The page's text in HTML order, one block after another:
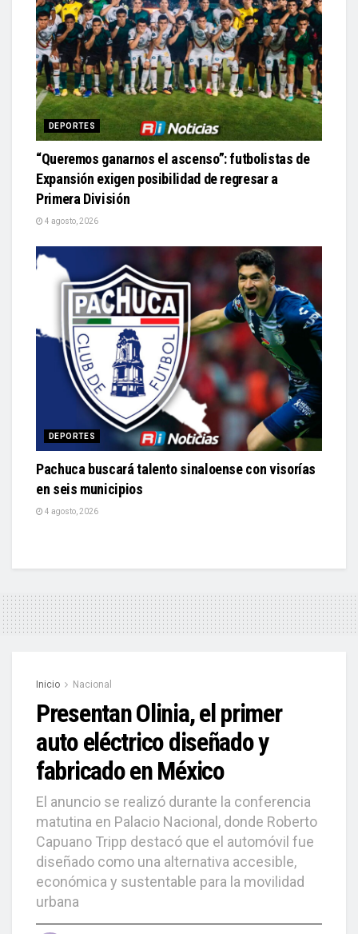
DEPORTES
“Queremos ganarnos el ascenso”: futbolistas de
Expansión exigen posibilidad de regresar a
Primera División
4 agosto, 2026
DEPORTES
Pachuca buscará talento sinaloense con visorías
en seis municipios
4 agosto, 2026
Inicio Nacional
Presentan Olinia, el primer
auto eléctrico diseñado y
fabricado en México
El anuncio se realizó durante la conferencia
matutina en Palacio Nacional, donde Roberto
Capuano Tripp destacó que el automóvil fue
diseñado como una alternativa accesible,
económica y sustentable para la movilidad
urbana